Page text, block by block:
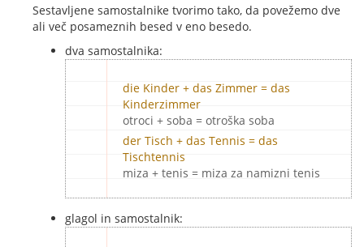
Sestavljene samostalnike tvorimo tako, da povežemo dve
ali več posameznih besed v eno besedo.
dva samostalnika:
die Kinder + das Zimmer = das
Kinderzimmer
otroci + soba = otroška soba
der Tisch + das Tennis = das
Tischtennis
miza + tenis = miza za namizni tenis
glagol in samostalnik: